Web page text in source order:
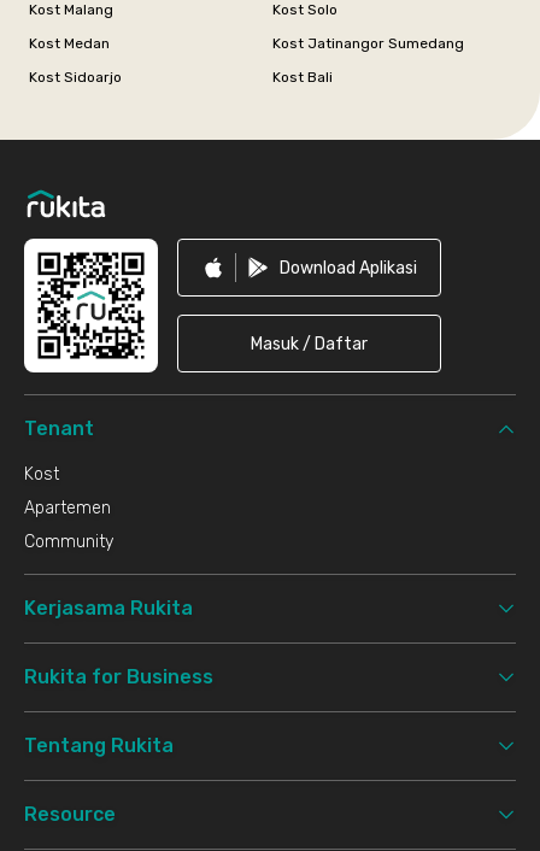
Kost Malang
Kost Solo
Kost Medan
Kost Jatinangor Sumedang
Kost Sidoarjo
Kost Bali
Download Aplikasi
Masuk / Daftar
Tenant
Kost
Apartemen
Community
Kerjasama Rukita
Rukita for Business
Tentang Rukita
Resource